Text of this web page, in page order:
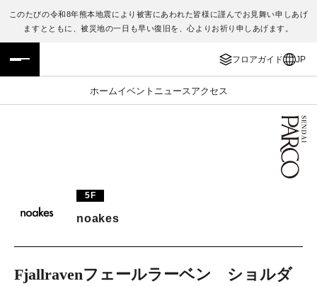
このたびの令和8年熊本地震により被害にあわれた皆様に謹んでお見舞い申しあげ
ますとともに、被災地の一日も早い復旧を、心よりお祈り申しあげます。
フロアガイド JP
ホームイベント ニュース アクセス
フロアガイド
施設案内・アクセス
TAX FREE
ENGLISH
繁体字
日本語
5F
noakes
Fjallravenフェールラーベン ショルダ